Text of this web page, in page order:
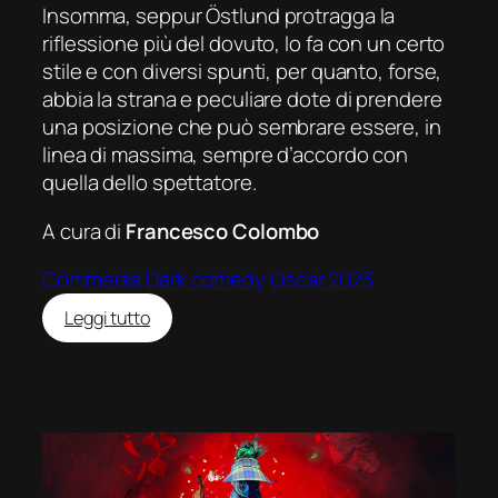
Insomma, seppur Östlund protragga la
riflessione più del dovuto, lo fa con un certo
stile e con diversi spunti, per quanto, forse,
abbia la strana e peculiare dote di prendere
una posizione che può sembrare essere, in
linea di massima, sempre d’accordo con
quella dello spettatore.
A cura di Francesco Colombo
Commedia Dark comedyOscar 2023
Leggi tutto:
Triangle